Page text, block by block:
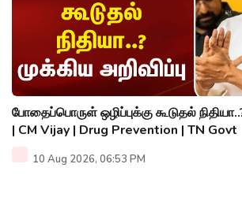
போதைப்பொருள் ஒழிப்புக்கு கூடுதல்
| CM Vijay | Drug Prevention | TN Govt
10 Aug 2026, 06:53 PM